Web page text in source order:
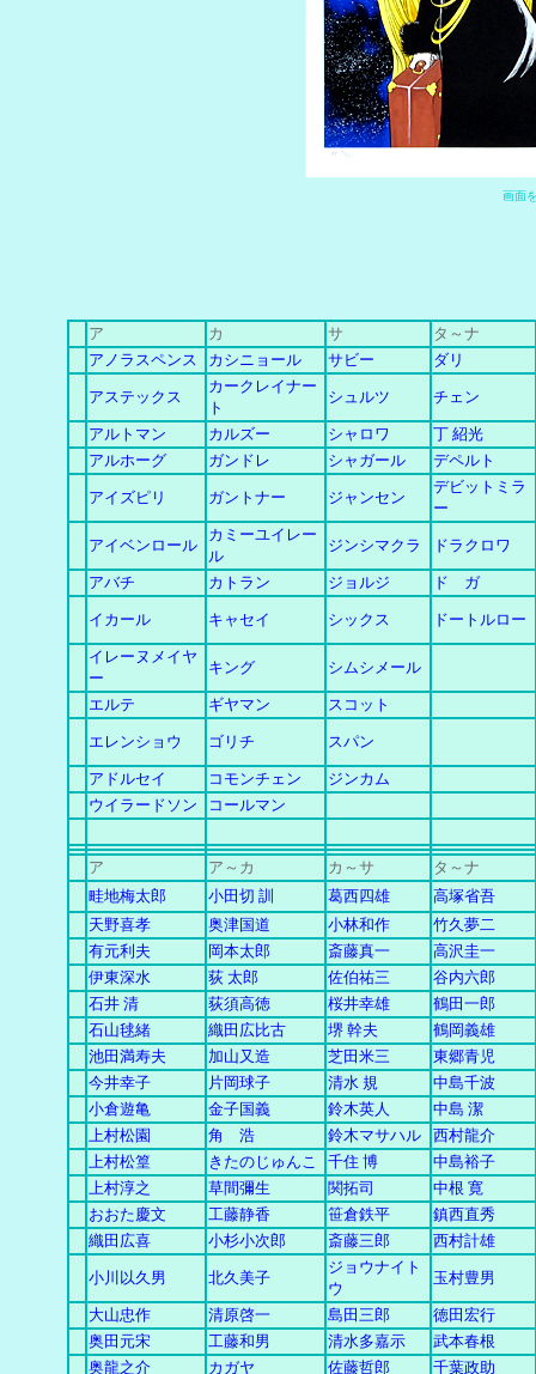
画面
ア カ サ
タ～ナ
アノラスペンス
カシニョール サビー ダリ
アステックス
カークレイナー
ト
シュルツ チェン
アルトマン カルズー シャロワ
丁 紹光
アルホーグ
ガンドレ シャガール デペルト
アイズピリ ガントナー ジャンセン
デビットミラ
ー
アイベンロール
カミーユイレー
ル
ジンシマクラ ドラクロワ
アバチ カトラン ジョルジ ド ガ
イカール キャセイ シックス ドートルロー
イレーヌメイヤ
ー
キング シムシメール
エルテ ギヤマン スコット
エレンショウ ゴリチ スパン
アドルセイ コモンチェン
ジンカム
ウイラードソン
コールマン
ア ア～カ カ ～ サ
タ～ナ
畦地梅太郎
小田切 訓 葛西四雄
高塚省吾
天野喜孝
奥津国道 小林和作
竹久夢二
有元利夫
岡本太郎 斎藤真一
高沢圭一
伊東深水
荻 太郎 佐伯祐三
谷内六郎
石井 清
荻須高徳 桜井幸雄
鶴田一郎
石山毬緒
織田広比古 堺 幹夫
鶴岡義雄
池田満寿夫
加山又造 芝田米三
東郷青児
今井幸子
片岡球子 清水 規
中島千波
小倉遊亀
金子国義 鈴木英人
中島 潔
上村松園
角 浩 鈴木マサハル
西村龍介
上村松篁
きたのじゅんこ 千住 博
中島裕子
上村淳之
草間彌生 関拓司
中根 寛
おおた慶文
工藤静香 笹倉鉄平
鎮西直秀
織田広喜
小杉小次郎 斎藤三郎 西村計雄
小川以久男 北久美子
ジョウナイト
ウ
玉村豊男
大山忠作 清原啓一 島田三郎
徳田宏行
奥田元宋
工藤和男 清水多嘉示
武本春根
奥龍之介
カガヤ 佐藤哲郎
千葉政助